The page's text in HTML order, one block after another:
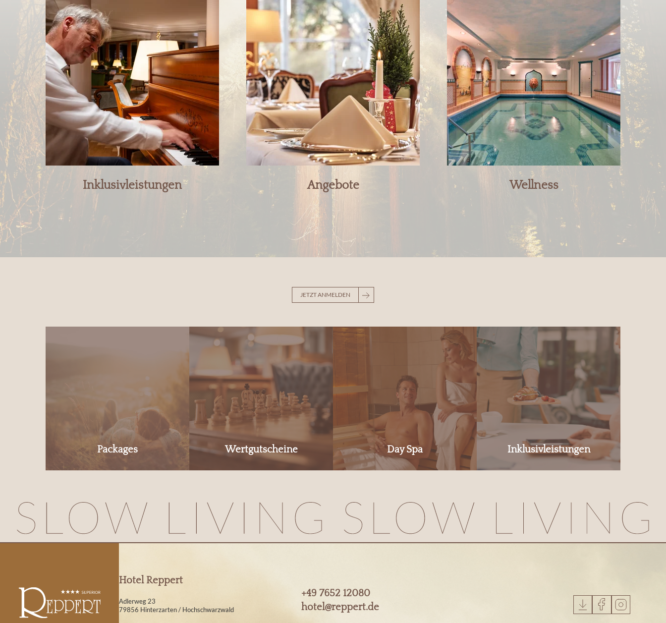
Inklusivleistungen Angebote Wellness
JETZT ANMELDEN
Packages Wertgutscheine Day Spa Inklusivleistungen
Hotel Reppert
Adlerweg 23
79856 Hinterzarten / Hochschwarzwald
+49 7652 12080
hotel@reppert.de